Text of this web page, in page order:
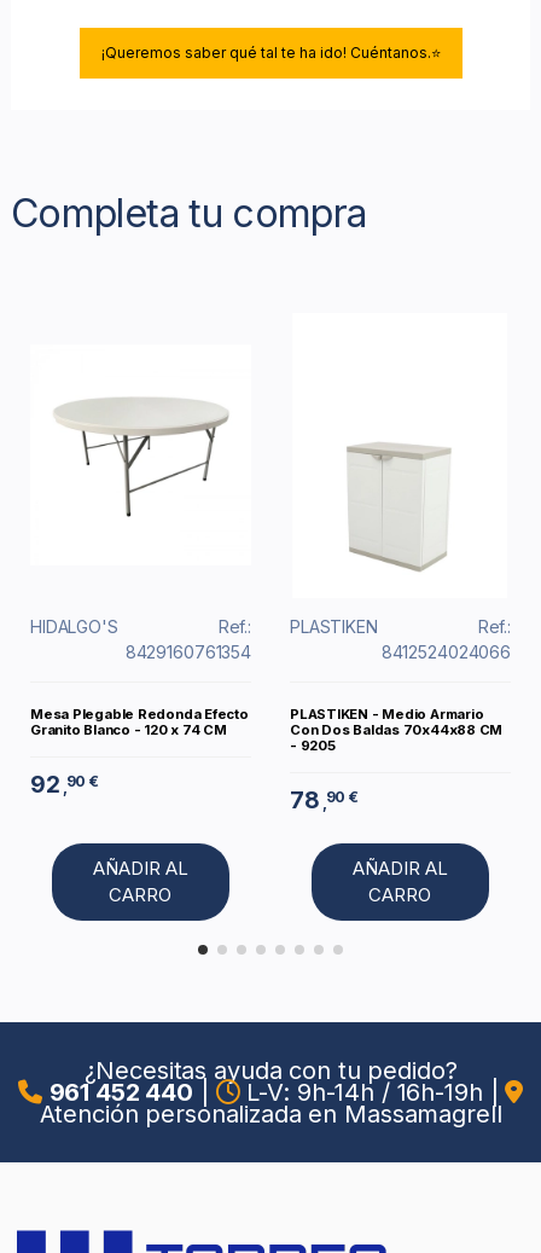
¡Queremos saber qué tal te ha ido! Cuéntanos.⭐
Completa tu compra
HIDALGO'S
Ref.:
8429160761354
Mesa Plegable Redonda Efecto
Granito Blanco - 120 x 74 CM
92 ,90 €
AÑADIR AL
CARRO
PLASTIKEN
Ref.:
8412524024066
PLASTIKEN - Medio Armario
Con Dos Baldas 70x44x88 CM
- 9205
78 ,90 €
AÑADIR AL
CARRO
¿Necesitas ayuda con tu pedido?
961 452 440 L-V: 9h-14h / 16h-19h
Atención personalizada en Massamagrell